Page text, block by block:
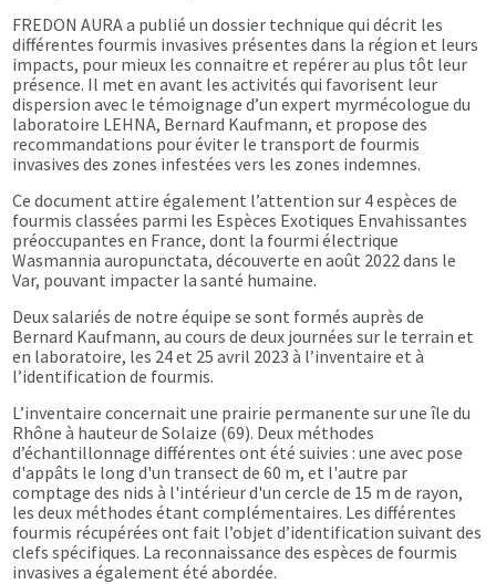
FREDON AURA a publié un dossier technique qui décrit les
différentes fourmis invasives présentes dans la région et leurs
impacts, pour mieux les connaitre et repérer au plus tôt leur
présence. Il met en avant les activités qui favorisent leur
dispersion avec le témoignage d’un expert myrmécologue du
laboratoire LEHNA, Bernard Kaufmann, et propose des
recommandations pour éviter le transport de fourmis
invasives des zones infestées vers les zones indemnes.
Ce document attire également l’attention sur 4 espèces de
fourmis classées parmi les Espèces Exotiques Envahissantes
préoccupantes en France, dont la fourmi électrique
Wasmannia auropunctata, découverte en août 2022 dans le
Var, pouvant impacter la santé humaine.
Deux salariés de notre équipe se sont formés auprès de
Bernard Kaufmann, au cours de deux journées sur le terrain et
en laboratoire, les 24 et 25 avril 2023 à l’inventaire et à
l’identification de fourmis.
L’inventaire concernait une prairie permanente sur une île du
Rhône à hauteur de Solaize (69). Deux méthodes
d’échantillonnage différentes ont été suivies : une avec pose
d'appâts le long d'un transect de 60 m, et l'autre par
comptage des nids à l'intérieur d'un cercle de 15 m de rayon,
les deux méthodes étant complémentaires. Les différentes
fourmis récupérées ont fait l’objet d’identification suivant des
clefs spécifiques. La reconnaissance des espèces de fourmis
invasives a également été abordée.